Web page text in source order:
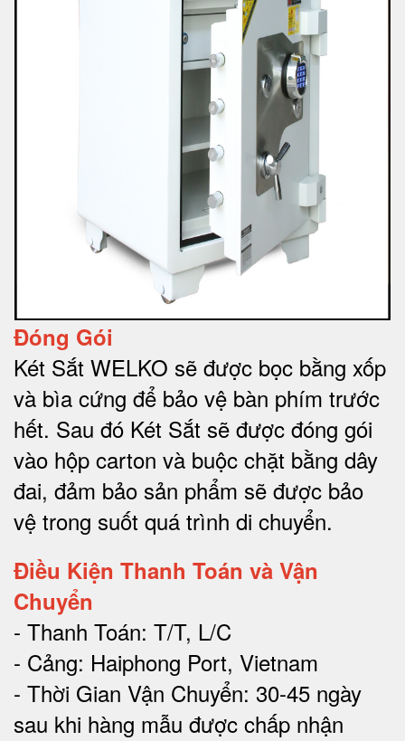
Đóng Gói
Két Sắt WELKO sẽ được bọc bằng xốp
và bìa cứng để bảo vệ bàn phím trước
hết. Sau đó Két Sắt sẽ được đóng gói
vào hộp carton và buộc chặt bằng dây
đai, đảm bảo sản phẩm sẽ được bảo
vệ trong suốt quá trình di chuyển.
Điều Kiện Thanh Toán và Vận
Chuyển
- Thanh Toán: T/T, L/C
- Cảng: Haiphong Port, Vietnam
- Thời Gian Vận Chuyển: 30-45 ngày
sau khi hàng mẫu được chấp nhận